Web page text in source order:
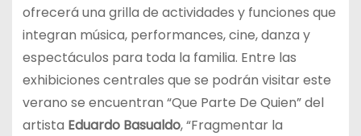
ofrecerá una grilla de actividades y funciones que
integran música, performances, cine, danza y
espectáculos para toda la familia. Entre las
exhibiciones centrales que se podrán visitar este
verano se encuentran “Que Parte De Quien” del
artista Eduardo Basualdo, “Fragmentar la